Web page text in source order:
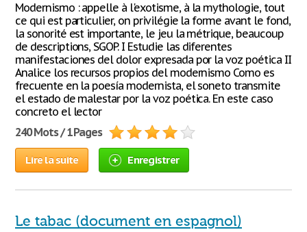
Modernismo : appelle à l'exotisme, à la mythologie, tout
ce qui est particulier, on privilégie la forme avant le fond,
la sonorité est importante, le jeu la métrique, beaucoup
de descriptions, SGOP. I Estudie las diferentes
manifestaciones del dolor expresada por la voz poética II
Analice los recursos propios del modernismo Como es
frecuente en la poesía modernista, el soneto transmite
el estado de malestar por la voz poética. En este caso
concreto el lector
240 Mots / 1 Pages
Lire la suite Enregistrer
Le tabac (document en espagnol)